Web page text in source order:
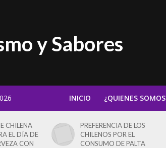
INICIO ¿QUIENES
CHILENA
EL DÍA DE
CON
PREFERENCIA DE LOS
CHILENOS POR EL
CONSUMO DE PALTA